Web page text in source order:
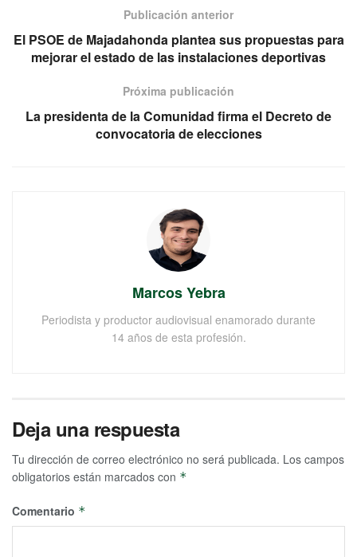
Publicación anterior
El PSOE de Majadahonda plantea sus propuestas para
mejorar el estado de las instalaciones deportivas
Próxima publicación
La presidenta de la Comunidad firma el Decreto de
convocatoria de elecciones
Marcos Yebra
Periodista y productor audiovisual enamorado durante
14 años de esta profesión.
Deja una respuesta
Tu dirección de correo electrónico no será publicada. Los campos
obligatorios están marcados con *
Comentario *